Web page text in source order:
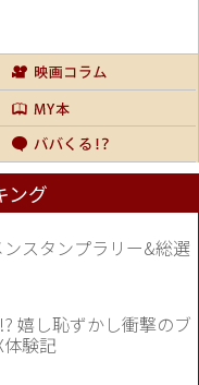
ング
スタンプラリー&総選
嬉し恥ずかし衝撃のブ
体験記